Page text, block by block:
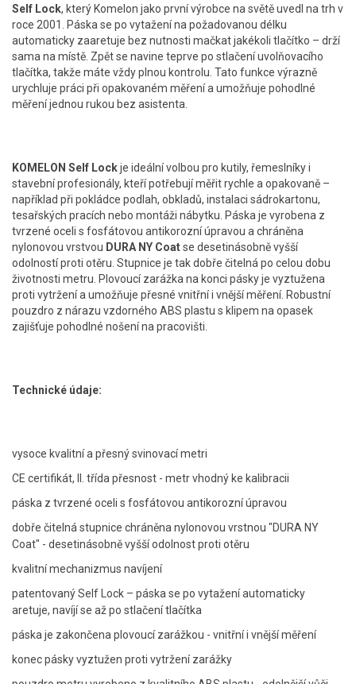
Self Lock, který Komelon jako první výrobce na světě uvedl na trh v
roce 2001. Páska se po vytažení na požadovanou délku
automaticky zaaretuje bez nutnosti mačkat jakékoli tlačítko – drží
sama na místě. Zpět se navine teprve po stlačení uvolňovacího
tlačítka, takže máte vždy plnou kontrolu. Tato funkce výrazně
urychluje práci při opakovaném měření a umožňuje pohodlné
měření jednou rukou bez asistenta.
KOMELON Self Lockje ideální volbou pro kutily, řemeslníky i
stavební profesionály, kteří potřebují měřit rychle a opakovaně –
například při pokládce podlah, obkladů, instalaci sádrokartonu,
tesařských pracích nebo montáži nábytku. Páska je vyrobena z
tvrzené oceli s fosfátovou antikorozní úpravou a chráněna
nylonovou vrstvou DURA NY Coatse desetinásobně vyšší
odolností proti otěru. Stupnice je tak dobře čitelná po celou dobu
životnosti metru. Plovoucí zarážka na konci pásky je vyztužena
proti vytržení a umožňuje přesné vnitřní i vnější měření. Robustní
pouzdro z nárazu vzdorného ABS plastu s klipem na opasek
zajišťuje pohodlné nošení na pracovišti.
Technické údaje:
vysoce kvalitní a přesný svinovací metri
CE certifikát, II. třída přesnost - metr vhodný ke kalibracii
páska z tvrzené oceli s fosfátovou antikorozní úpravou
dobře čitelná stupnice chráněna nylonovou vrstnou "DURA NY
Coat" - desetinásobně vyšší odolnost proti otěru
kvalitní mechanizmus navíjení
patentovaný Self Lock – páska se po vytažení automaticky
aretuje, navíjí se až po stlačení tlačítka
páska je zakončena plovoucí zarážkou - vnitřní i vnější měření
konec pásky vyztužen proti vytržení zarážky